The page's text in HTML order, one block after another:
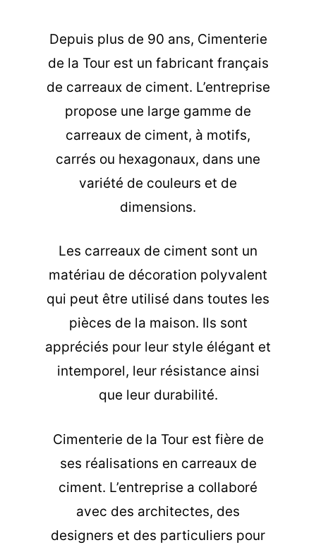
Depuis plus de 90 ans, Cimenterie
de la Tour est un fabricant français
de carreaux de ciment. L’entreprise
propose une large gamme de
carreaux de ciment, à motifs,
carrés ou hexagonaux, dans une
variété de couleurs et de
dimensions.
Les carreaux de ciment sont un
matériau de décoration polyvalent
qui peut être utilisé dans toutes les
pièces de la maison. Ils sont
appréciés pour leur style élégant et
intemporel, leur résistance ainsi
que leur durabilité.
Cimenterie de la Tour est fière de
ses réalisations en carreaux de
ciment. L’entreprise a collaboré
avec des architectes, des
designers et des particuliers pour